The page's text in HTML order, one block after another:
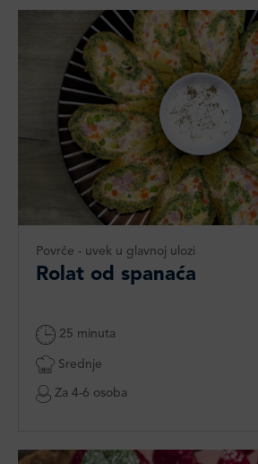
Povrće - uvek u glavnoj ulozi
Rolat od spanaća
25 minuta
Srednje
Za 4-6 osoba